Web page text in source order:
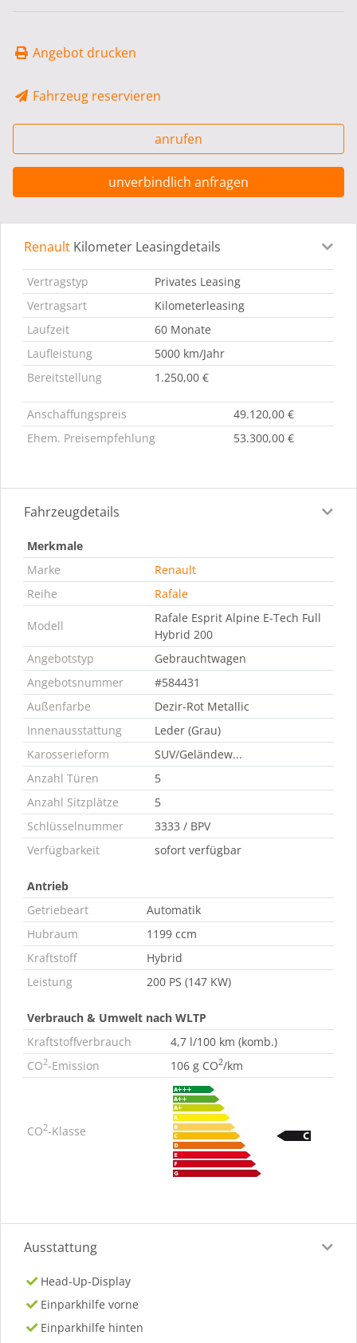
Angebot drucken
Fahrzeug reservieren
anrufen
unverbindlich anfragen
Leasingdetails Fahrzeugdetails
Renault Kilometer Leasingdetails
Vertragstyp
Privates Leasing
Vertragsart
Kilometerleasing
Laufzeit
60 Monate
Laufleistung
5000 km/Jahr
Bereitstellung
1.250,00 €
Anschaffungspreis
49.120,00 €
Ehem. Preisempfehlung
53.300,00 €
Fahrzeugdetails
Merkmale
Marke
Renault
Reihe
Rafale
Modell
Rafale Esprit Alpine E-Tech Full
Hybrid 200
Angebotstyp
Gebrauchtwagen
Angebotsnummer
#584431
Außenfarbe
Dezir-Rot Metallic
Innenausstattung
Leder (Grau)
Karosserieform
SUV/Geländew...
Anzahl Türen
5
Anzahl Sitzplätze
5
Schlüsselnummer
3333 / BPV
Verfügbarkeit
sofort verfügbar
Antrieb
Getriebeart
Automatik
Hubraum
1199 ccm
Kraftstoff
Hybrid
Leistung
200 PS (147 KW)
Verbrauch & Umwelt nach WLTP
Kraftstoffverbrauch
4,7 l/100 km (komb.)
CO2-Emission 106 g CO2/km
CO2-Klasse
Ausstattung
Head-Up-Display
Einparkhilfe vorne
Einparkhilfe hinten